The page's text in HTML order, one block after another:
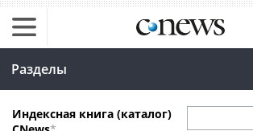
Разделы
Индексная книга (каталог)